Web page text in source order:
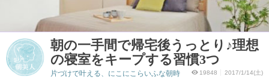
朝の一手間で帰宅後うっとり♪理想
の寝室をキープする習慣3つ
19848 2017/1/14(土)
片づけで叶える、にこにこらいふな朝時